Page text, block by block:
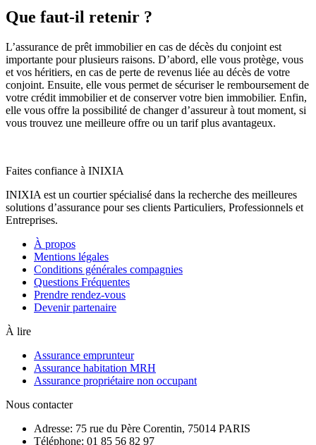
Que faut-il retenir ?
L’assurance de prêt immobilier en cas de décès du conjoint est
importante pour plusieurs raisons. D’abord, elle vous protège, vous
et vos héritiers, en cas de perte de revenus liée au décès de votre
conjoint. Ensuite, elle vous permet de sécuriser le remboursement de
votre crédit immobilier et de conserver votre bien immobilier. Enfin,
elle vous offre la possibilité de changer d’assureur à tout moment, si
vous trouvez une meilleure offre ou un tarif plus avantageux.
Faites confiance à INIXIA
INIXIA est un courtier spécialisé dans la recherche des meilleures
solutions d’assurance pour ses clients Particuliers, Professionnels et
Entreprises.
À propos
Mentions légales
Conditions générales compagnies
Questions Fréquentes
Prendre rendez-vous
Devenir partenaire
À lire
Assurance emprunteur
Assurance habitation MRH
Assurance propriétaire non occupant
Nous contacter
Adresse: 75 rue du Père Corentin, 75014 PARIS
Téléphone: 01 85 56 82 97